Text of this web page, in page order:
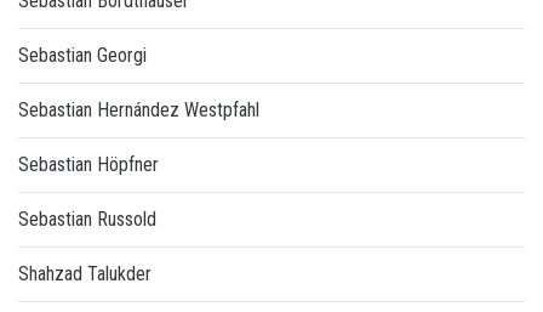
Sebastian Georgi
Sebastian Hernández Westpfahl
Sebastian Höpfner
Sebastian Russold
Shahzad Talukder